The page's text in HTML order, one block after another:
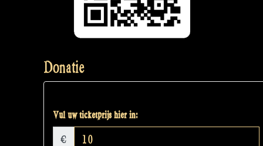
Donatie
Vul uw ticketprijs hier in:
€